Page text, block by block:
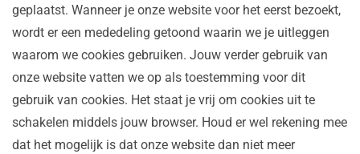
geplaatst. Wanneer je onze website voor het eerst bezoekt,
wordt er een mededeling getoond waarin we je uitleggen
waarom we cookies gebruiken. Jouw verder gebruik van
onze website vatten we op als toestemming voor dit
gebruik van cookies. Het staat je vrij om cookies uit te
schakelen middels jouw browser. Houd er wel rekening mee
dat het mogelijk is dat onze website dan niet meer